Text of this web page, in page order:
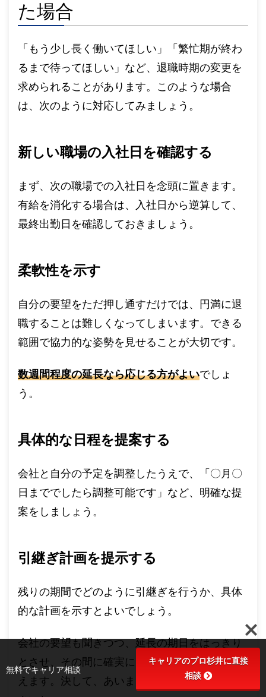
た場合
「もう少し長く働いてほしい」「繁忙期が終わ
るまで待ってほしい」など、退職時期の変更を
求められることがあります。このような場合
は、次のように対応してみましょう。
新しい職場の入社日を確認する
まず、次の職場での入社日を念頭に置きます。
有給を消化する場合は、入社日から逆算して、
最終出勤日を確認しておきましょう。
柔軟性を示す
自分の要望をただ押し通すだけでは、円満に退
職することは難しくなってしまいます。できる
範囲で協力的な姿勢を見せることが大切です。
数週間程度の延長なら応じる方がよいでしょ
う。
具体的な日程を提案する
会社と自分の予定を調整したうえで、「〇月〇
日まででしたら調整可能です」など、明確な提
案をしましょう。
引継ぎ計画を提示する
残りの期間でどのように引継ぎを行うか、具体
的な計画を示すとよいでしょう。
会社の要望も聞きつつ、延長の期日をはっきり
とさせ、その間に確実に引継ぎを行う意思を伝
えます。決して、あいまいな回答は避けてくだ
無料でキャリア相談
キャリアのプロ杉井に直接
相談